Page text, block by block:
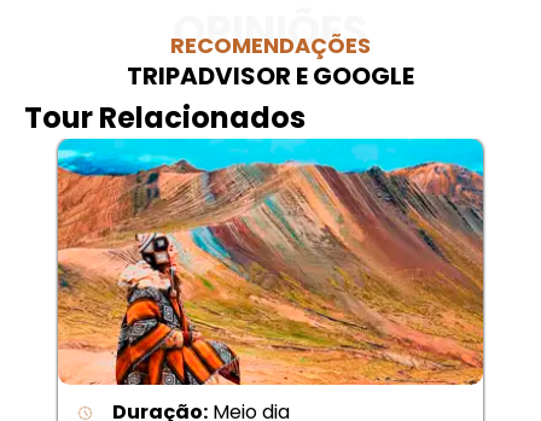
OPINIÕES
RECOMENDAÇÕES
TRIPADVISOR E GOOGLE
Tour Relacionados
Duração:Meio dia